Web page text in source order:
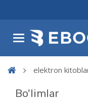
elektron
Bo'limlar